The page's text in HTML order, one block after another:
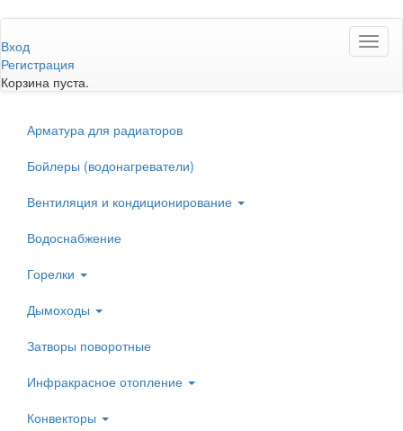
к
основному
содержанию
Вход
Регистрация
Корзина пуста.
Арматура для радиаторов
Бойлеры (водонагреватели)
Вентиляция и кондиционирование
Водоснабжение
Горелки
Дымоходы
Затворы поворотные
Инфракрасное отопление
Конвекторы